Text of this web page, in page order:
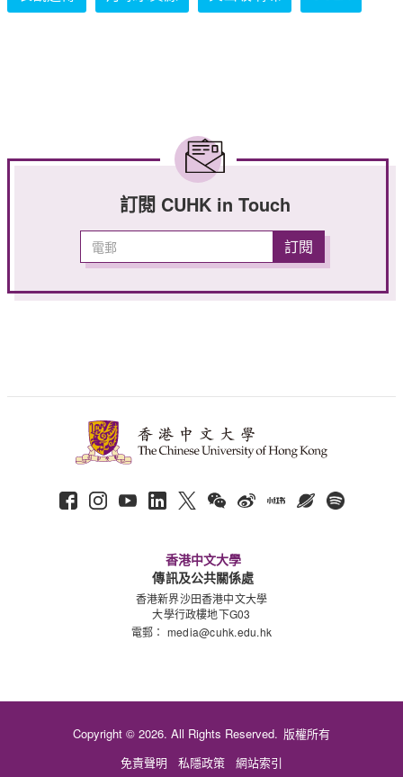
訂閱 CUHK in Touch
香港中文大學
傳訊及公共關係處
香港新界沙田香港中文大學
大學行政樓地下G03
電郵： media@cuhk.edu.hk
Copyright © 2026. All Rights Reserved. 版權所有
免責聲明
私隱政策 網站索引